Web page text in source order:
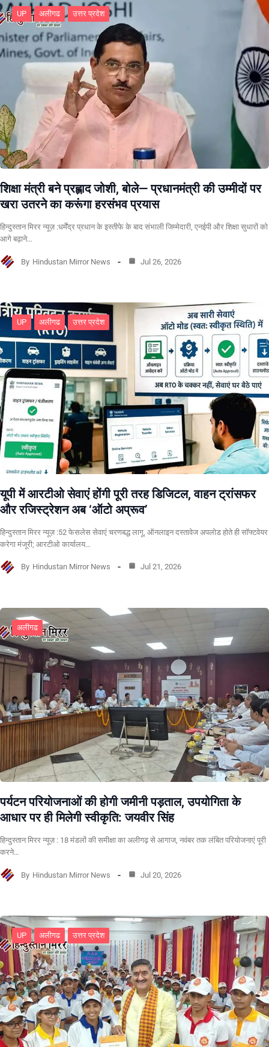
UP अलीगढ उत्तर प्रदेश
शिक्षा मंत्री बने प्रह्लाद जोशी, बोले— प्रधानमंत्री की उम्मीदों पर
खरा उतरने का करूंगा हरसंभव प्रयास
हिन्दुस्तान मिरर न्यूज़ :धर्मेंद्र प्रधान के इस्तीफे के बाद संभाली जिम्मेदारी, एनईपी और शिक्षा सुधारों को
आगे बढ़ाने…
By Hindustan Mirror News Jul 26, 2026
UP अलीगढ उत्तर प्रदेश
यूपी में आरटीओ सेवाएं होंगी पूरी तरह डिजिटल, वाहन ट्रांसफर
और रजिस्ट्रेशन अब ‘ऑटो अप्रूव’
हिन्दुस्तान मिरर न्यूज़ :52 फेसलेस सेवाएं चरणबद्ध लागू, ऑनलाइन दस्तावेज अपलोड होते ही सॉफ्टवेयर
करेगा मंजूरी; आरटीओ कार्यालय…
By Hindustan Mirror News Jul 21, 2026
अलीगढ
पर्यटन परियोजनाओं की होगी जमीनी पड़ताल, उपयोगिता के
आधार पर ही मिलेगी स्वीकृति: जयवीर सिंह
हिन्दुस्तान मिरर न्यूज़ : 18 मंडलों की समीक्षा का अलीगढ़ से आगाज, नवंबर तक लंबित परियोजनाएं पूरी
करने…
By Hindustan Mirror News Jul 20, 2026
UP अलीगढ उत्तर प्रदेश